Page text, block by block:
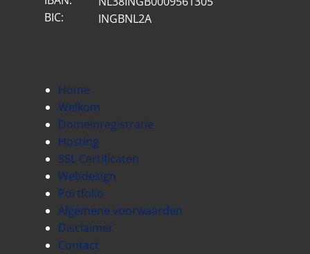
INGBNL2A
BIC:
Home
Welkom
Domeinregistratie
Hosting
SSL Certificaten
Webdesign
Portfolio
Algemene voorwaarden
Disclaimer
Contact